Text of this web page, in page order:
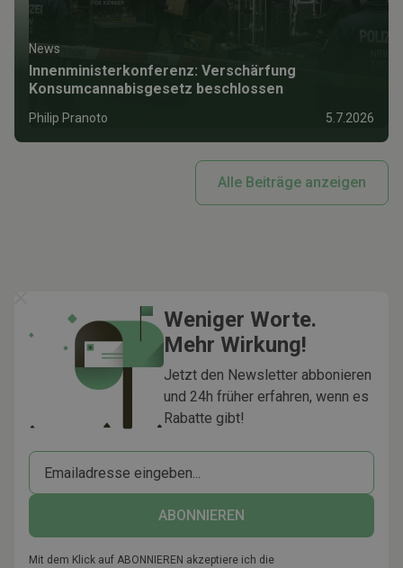
News
Innenministerkonferenz: Verschärfung
Konsumcannabisgesetz beschlossen
Philip Pranoto 5.7.2026
Alle Beiträge anzeigen
Weniger Worte.
Mehr Wirkung!
Jetzt den Newsletter abbonieren
und 24h früher erfahren, wenn es
Rabatte gibt!
Mit dem Klick auf ABONNIEREN akzeptiere ich die